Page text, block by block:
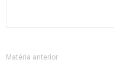
Matéria anterior